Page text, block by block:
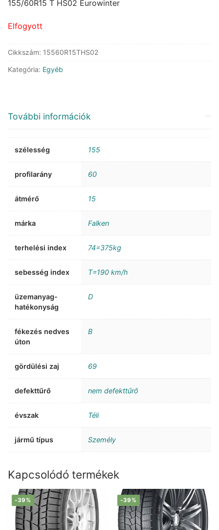
was:
is:
155/60R15 T HS02 Eurowinter
Elfogyott
Cikkszám: 15560R15THS02
Kategória: Egyéb
További információk
szélesség 155
profilarány 60
átmérő 15
márka Falken
terhelési index 74=375kg
sebesség index T=190 km/h
üzemanyag-
hatékonyság
D
fékezés nedves
úton
B
gördülési zaj 69
defekttűrő nem defekttűrő
évszak Téli
jármű típus Személy
Kapcsolódó termékek
-39% -39%